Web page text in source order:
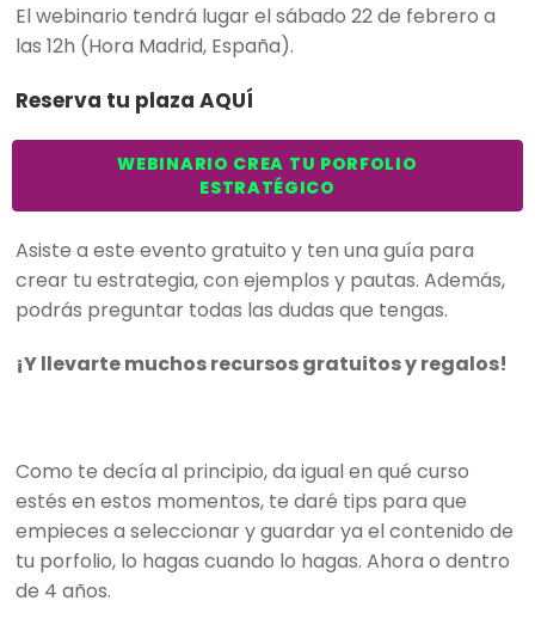
El webinario tendrá lugar el sábado 22 de febrero a
las 12h (Hora Madrid, España).
Reserva tu plaza AQUÍ
WEBINARIO CREA TU PORFOLIO
ESTRATÉGICO
Asiste a este evento gratuito y ten una guía para
crear tu estrategia, con ejemplos y pautas. Además,
podrás preguntar todas las dudas que tengas.
¡Y llevarte muchos recursos gratuitos y regalos!
Como te decía al principio, da igual en qué curso
estés en estos momentos, te daré tips para que
empieces a seleccionar y guardar ya el contenido de
tu porfolio, lo hagas cuando lo hagas. Ahora o dentro
de 4 años.